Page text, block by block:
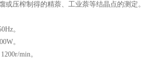
或压榨制得的精萘、工业萘等结晶点的测定。
。
。
min。